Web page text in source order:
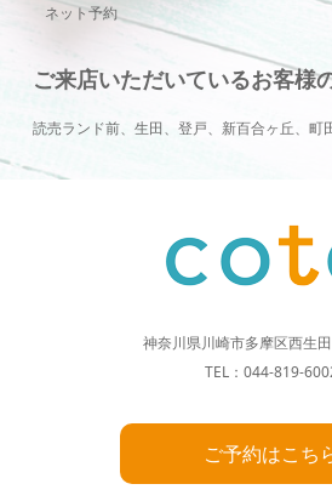
ネット予約
ご来店いただいているお客様
読売ランド前、生田、登戸、新百合ヶ丘、町
神奈川県川崎市多摩区西生
TEL：044-819-
ご予約はこち